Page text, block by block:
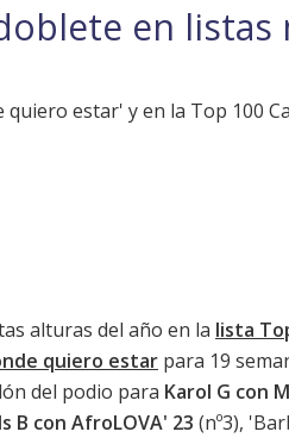
en listas
estar' y en la Top 100
alturas del año en la lista
quiero estar para 19
del podio para Karol G con
B con AfroLOVA' 23 (nº3), '